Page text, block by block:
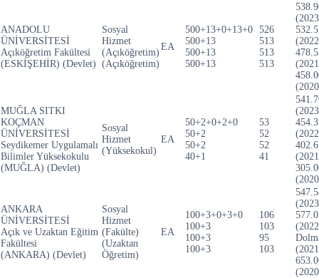
ANADOLU
ÜNİVERSİTESİ
Açıköğretim Fakültesi
(ESKİŞEHİR) (Devlet)
Sosyal
Hizmet
(Açıköğretim)
(Açıköğretim)
EA
500+13+0+13+0
500+13
500+13
500+13
526
513
513
513
MUĞLA SITKI
KOÇMAN
ÜNİVERSİTESİ
Seydikemer Uygulamalı
Bilimler Yüksekokulu
(MUĞLA) (Devlet)
Sosyal
Hizmet
(Yüksekokul)
EA
50+2+0+2+0
50+2
50+2
40+1
53
52
52
41
ANKARA
ÜNİVERSİTESİ
Açık ve Uzaktan Eğitim
Fakültesi
(ANKARA) (Devlet)
Sosyal
Hizmet
(Fakülte)
(Uzaktan
Öğretim)
EA
100+3+0+3+0
100+3
100+3
100+3
106
103
95
103